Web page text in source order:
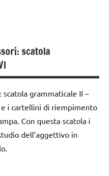
scatola
grammaticale II –
i cartellini di riempimento
Con questa scatola i
dell’aggettivo in